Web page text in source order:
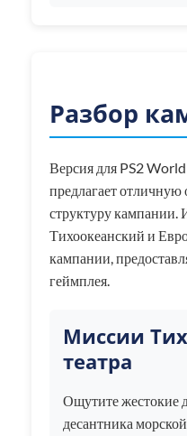
Разбор
Версия для PS2
предлагает
структуру кампании.
Тихоокеанский и
кампании,
геймплея.
Миссии
театра
Ощутите жестокие
десантника